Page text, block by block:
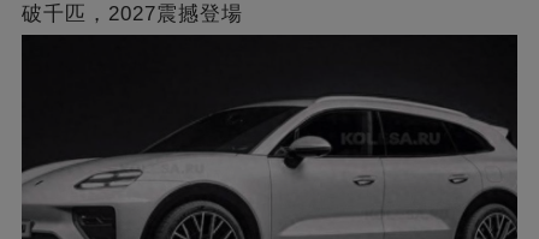
破千匹，2027震撼登場